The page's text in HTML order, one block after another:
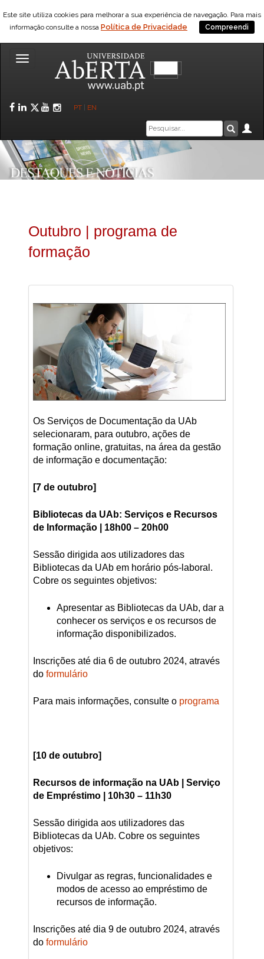
Este site utiliza cookies para melhorar a sua experiência de navegação. Para mais
informação consulte a nossa Política de Privacidade Compreendi
Toggle
Facebook
LinkedIn
Twitter
YouTube
Instagram
PT EN
Caixa
de
pesquisa
Outubro | programa de
formação
Os Serviços de Documentação da UAb
selecionaram, para outubro, ações de
formação online, gratuitas, na área da gestão
de informação e documentação:
[7 de outubro]
Bibliotecas da UAb: Serviços e Recursos
de Informação | 18h00 – 20h00
Sessão dirigida aos utilizadores das
Bibliotecas da UAb em horário pós-laboral.
Cobre os seguintes objetivos:
Apresentar as Bibliotecas da UAb, dar a
conhecer os serviços e os recursos de
informação disponibilizados.
Inscrições até dia 6 de outubro 2024, através
do formulário
Para mais informações, consulte o programa
[10 de outubro]
Recursos de informação na UAb | Serviço
de Empréstimo | 10h30 – 11h30
Sessão dirigida aos utilizadores das
Bibliotecas da UAb. Cobre os seguintes
objetivos:
Divulgar as regras, funcionalidades e
modosde acesso ao empréstimo de
recursos de informação.
Inscrições até dia 9 de outubro 2024, através
do formulário